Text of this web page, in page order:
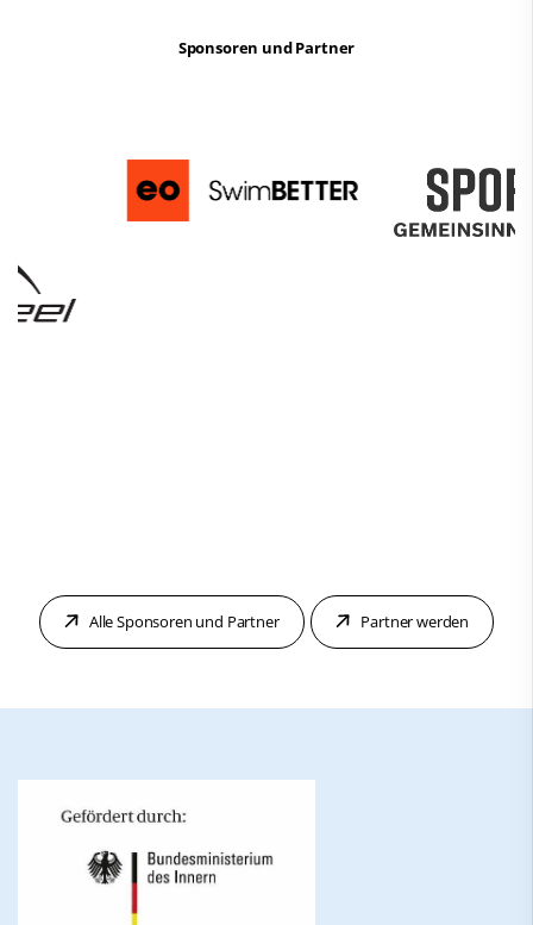
Sponsoren und Partner
Alle Sponsoren und Partner Partner werden